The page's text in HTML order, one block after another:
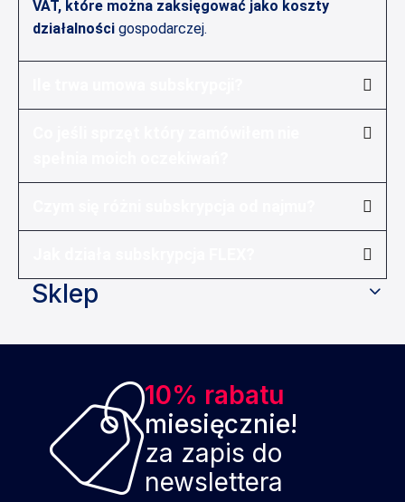
VAT, które można zaksięgować jako koszty
działalności gospodarczej.
Sklep
10% rabatu
miesięcznie!
za zapis do
newslettera